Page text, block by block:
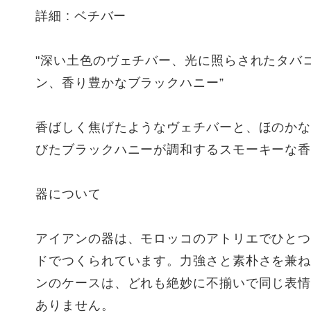
詳細 : ベチバー
"深い土色のヴェチバー、光に照らされたタバ
ン、香り豊かなブラックハニー”
香ばしく焦げたようなヴェチバーと、ほのか
びたブラックハニーが調和するスモーキーな
器について
アイアンの器は、モロッコのアトリエでひと
ドでつくられています。力強さと素朴さを兼
ンのケースは、どれも絶妙に不揃いで同じ表
ありません。